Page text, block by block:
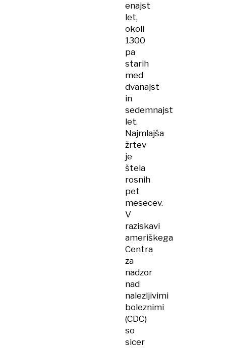
enajst
let,
okoli
1300
pa
starih
med
dvanajst
in
sedemnajst
let.
Najmlajša
žrtev
je
štela
rosnih
pet
mesecev.
V
raziskavi
ameriškega
Centra
za
nadzor
nad
nalezljivimi
boleznimi
(CDC)
so
sicer